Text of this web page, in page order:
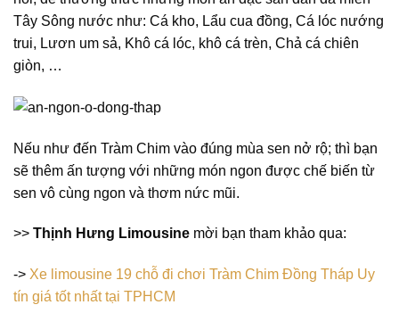
Tây Sông nước như: Cá kho, Lẩu cua đồng, Cá lóc nướng
trui, Lươn um sả, Khô cá lóc, khô cá trèn, Chả cá chiên
giòn, …
Nếu như đến Tràm Chim vào đúng mùa sen nở rộ; thì bạn
sẽ thêm ấn tượng với những món ngon được chế biến từ
sen vô cùng ngon và thơm nức mũi.
>> Thịnh Hưng Limousine mời bạn tham khảo qua:
-> Xe limousine 19 chỗ đi chơi Tràm Chim Đồng Tháp Uy
tín giá tốt nhất tại TPHCM